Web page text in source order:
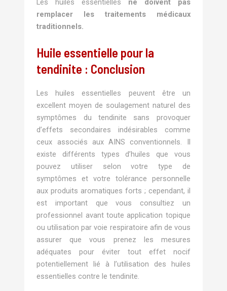
Les huiles essentielles ne doivent pas
remplacer les traitements médicaux
traditionnels.
Huile essentielle pour la
tendinite : Conclusion
Les huiles essentielles peuvent être un
excellent moyen de soulagement naturel des
symptômes du tendinite sans provoquer
d’effets secondaires indésirables comme
ceux associés aux AINS conventionnels. Il
existe différents types d’huiles que vous
pouvez utiliser selon votre type de
symptômes et votre tolérance personnelle
aux produits aromatiques forts ; cependant, il
est important que vous consultiez un
professionnel avant toute application topique
ou utilisation par voie respiratoire afin de vous
assurer que vous prenez les mesures
adéquates pour éviter tout effet nocif
potentiellement lié à l’utilisation des huiles
essentielles contre le tendinite.